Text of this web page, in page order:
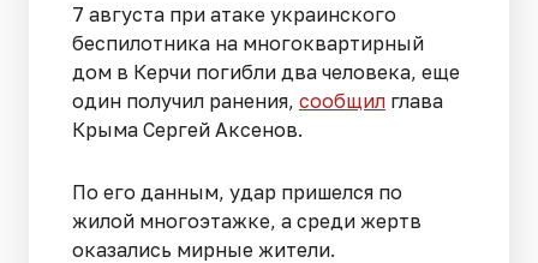
7 августа при атаке украинского
беспилотника на многоквартирный
дом в Керчи погибли два человека, еще
один получил ранения, сообщил глава
Крыма Сергей Аксенов.
По его данным, удар пришелся по
жилой многоэтажке, а среди жертв
оказались мирные жители.